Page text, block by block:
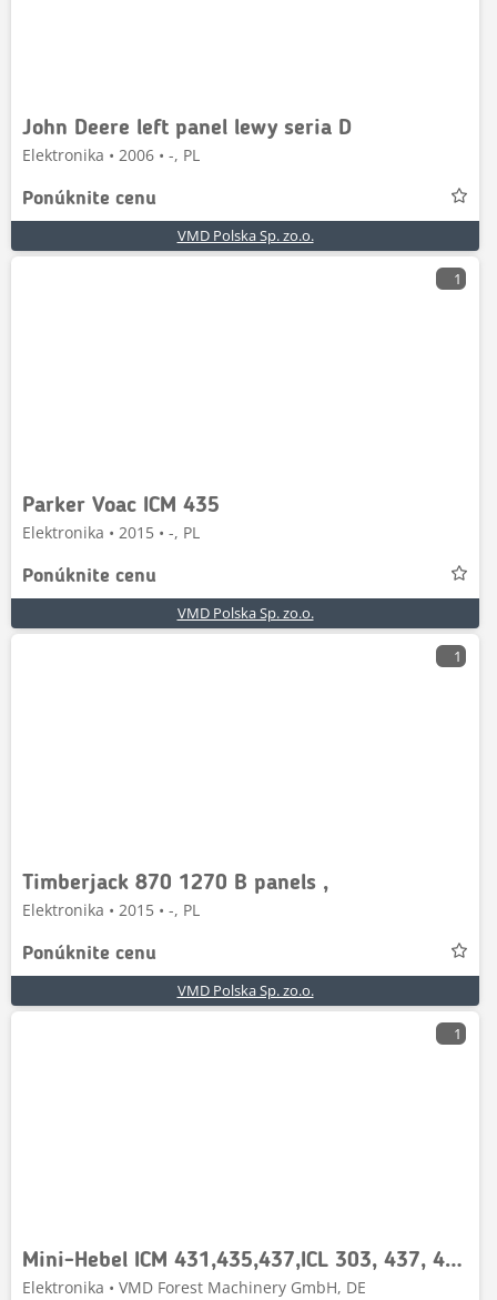
John Deere left panel lewy seria D
Elektronika • 2006 • -, PL
Ponúknite cenu
VMD Polska Sp. zo.o.
1
Parker Voac ICM 435
Elektronika • 2015 • -, PL
Ponúknite cenu
VMD Polska Sp. zo.o.
1
Timberjack 870 1270 B panels ,
Elektronika • 2015 • -, PL
Ponúknite cenu
VMD Polska Sp. zo.o.
1
Mini-Hebel ICM 431,435,437,ICL 303, 437, 439
Elektronika • VMD Forest Machinery GmbH, DE